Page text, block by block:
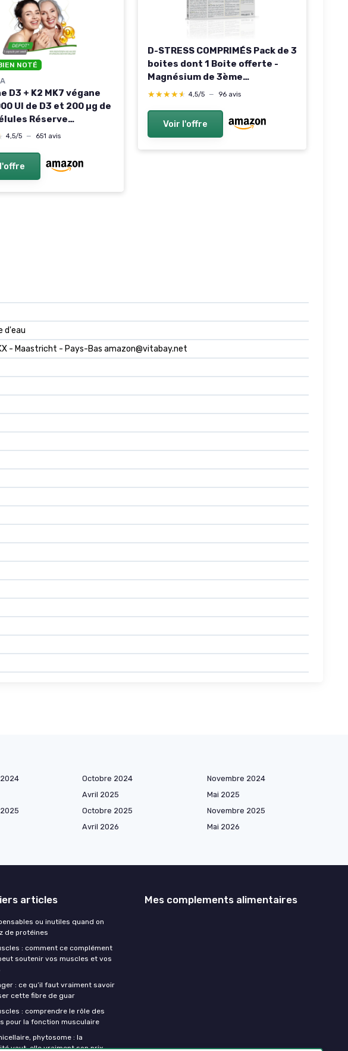
NOTÉ
D3 + K2 MK7 végane
UI de D3 et 200 µg de
Réserve
hautement
en Allemagne formule
4,5/5 — 651 avis
D-STRESS COMPRIMÉS Pack de 3
boites dont 1 Boite offerte -
Magnésium de 3ème
Génération + Taurine + Arginine
du Quotidien et Réduit la
Fatigue - Laboratoire SYNERGIA
★★★★★
★★★★★ 4,5/5 — 96 avis
Voir l'offre
d'eau
- Maastricht - Pays-Bas amazon@vitabay.net
Octobre 2024
Novembre 2024
Avril 2025
Mai 2025
Octobre 2025
Novembre 2025
Avril 2026
Mai 2026
articles
ou inutiles quand on
de protéines
: comment ce complément
soutenir vos muscles et vos
: ce qu’il faut vraiment savoir
cette fibre de guar
: comprendre le rôle des
pour la fonction musculaire
phytosome : la
vaut-elle vraiment son prix
Mes complements alimentaires